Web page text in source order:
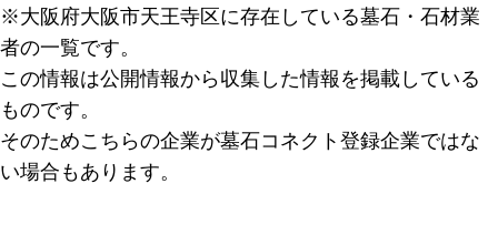
※大阪府大阪市天王寺区に存在している墓石・石材業
者の一覧です。
この情報は公開情報から収集した情報を掲載している
ものです。
そのためこちらの企業が墓石コネクト登録企業ではな
い場合もあります。